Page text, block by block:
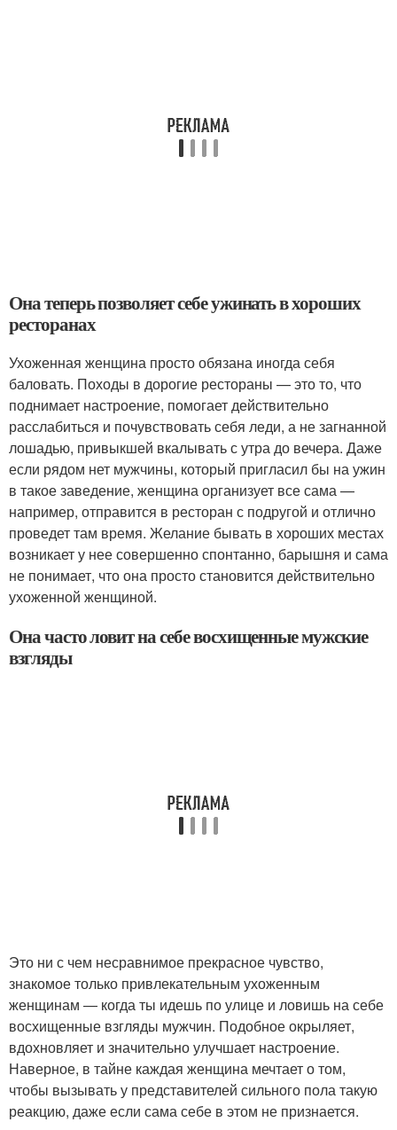
Она теперь позволяет себе ужинать в хороших
ресторанах
Ухоженная женщина просто обязана иногда себя
баловать. Походы в дорогие рестораны — это то, что
поднимает настроение, помогает действительно
расслабиться и почувствовать себя леди, а не загнанной
лошадью, привыкшей вкалывать с утра до вечера. Даже
если рядом нет мужчины, который пригласил бы на ужин
в такое заведение, женщина организует все сама —
например, отправится в ресторан с подругой и отлично
проведет там время. Желание бывать в хороших местах
возникает у нее совершенно спонтанно, барышня и сама
не понимает, что она просто становится действительно
ухоженной женщиной.
Она часто ловит на себе восхищенные мужские
взгляды
Это ни с чем несравнимое прекрасное чувство,
знакомое только привлекательным ухоженным
женщинам — когда ты идешь по улице и ловишь на себе
восхищенные взгляды мужчин. Подобное окрыляет,
вдохновляет и значительно улучшает настроение.
Наверное, в тайне каждая женщина мечтает о том,
чтобы вызывать у представителей сильного пола такую
реакцию, даже если сама себе в этом не признается.